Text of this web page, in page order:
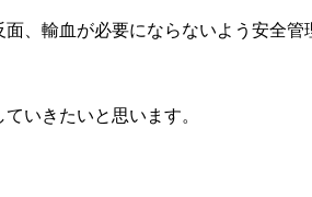
、輸血が必要にならないよう安全
いきたいと思います。